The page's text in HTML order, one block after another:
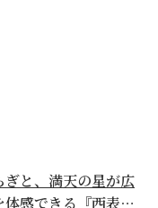
と、満天の星が広
感できる『西表島